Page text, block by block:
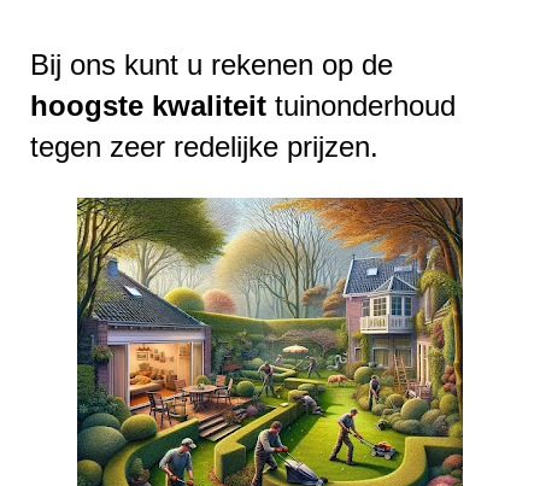
Bij ons kunt u rekenen op de
hoogste kwaliteit tuinonderhoud
tegen zeer redelijke prijzen.